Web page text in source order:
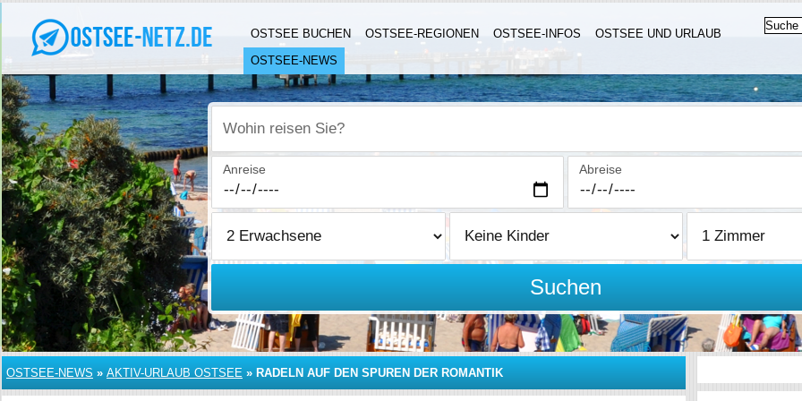
OSTSEE BUCHEN OSTSEE-REGIONEN OSTSEE-INFOS
OSTSEE UND URLAUB
OSTSEE-NEWS
Wohin reisen Sie?
Anreise Abreise
Suchen
OSTSEE-NEWS » AKTIV-URLAUB OSTSEE » RADELN AUF DEN SPUREN DER ROMANTIK